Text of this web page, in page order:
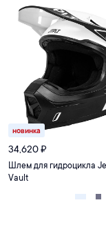
новинка
34,620₽
Шлем для гидроцикла
Vault